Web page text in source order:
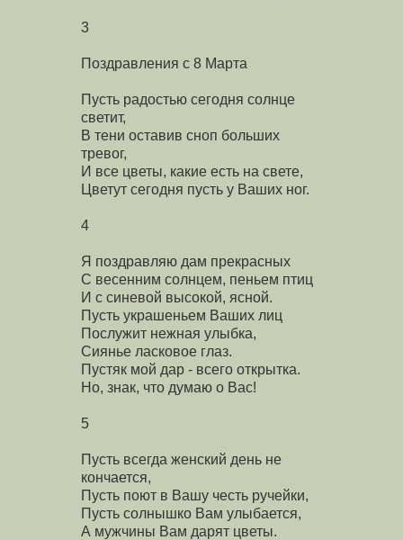
3
Поздравления с 8 Марта
Пусть радостью сегодня солнце
светит,
В тени оставив сноп больших
тревог,
И все цветы, какие есть на свете,
Цветут сегодня пусть у Ваших ног.
4
Я поздравляю дам прекрасных
С весенним солнцем, пеньем птиц
И с синевой высокой, ясной.
Пусть украшеньем Ваших лиц
Послужит нежная улыбка,
Сиянье ласковое глаз.
Пустяк мой дар - всего открытка.
Но, знак, что думаю о Вас!
5
Пусть всегда женский день не
кончается,
Пусть поют в Вашу честь ручейки,
Пусть солнышко Вам улыбается,
А мужчины Вам дарят цветы.